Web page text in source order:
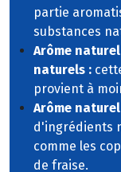
partie
substances
Arôme
naturels :
provient à
Arôme
d'ingrédients
comme les
de fraise.